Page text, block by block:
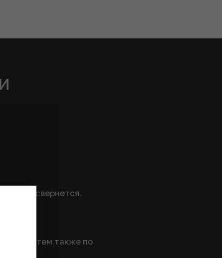
этом свернется.
затем также по